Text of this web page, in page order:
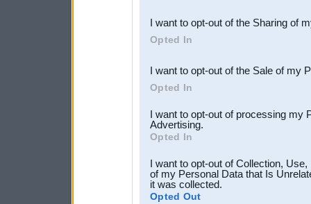
Downstream Participants
third parties.
I want to opt-out of the Sharing of
Opted In
I want to opt-out of the Sale of my
Opted In
I want to opt-out of processing my
Advertising.
Opted In
I want to opt-out of Collection,
of my Personal Data that Is
it was collected.
Opted Out